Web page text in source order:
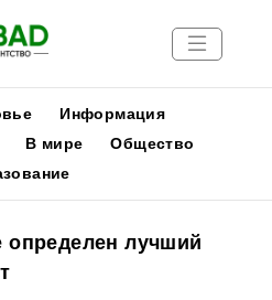
Информация
В мире
Общество
определен лучший